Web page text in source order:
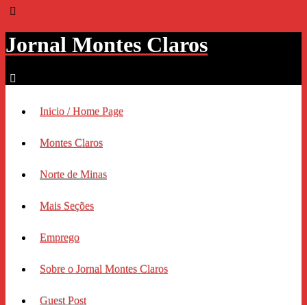
Jornal Montes Claros
Inicio / Home Page
Montes Claros
Norte de Minas
Mais Seções
Emprego
Sobre o Jornal Montes Claros
Guest Post